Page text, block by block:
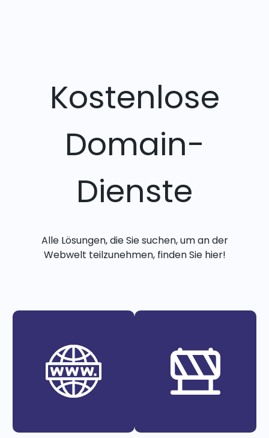
Kostenlose
Domain-
Dienste
Alle Lösungen, die Sie suchen, um an der
Webwelt teilzunehmen, finden Sie hier!